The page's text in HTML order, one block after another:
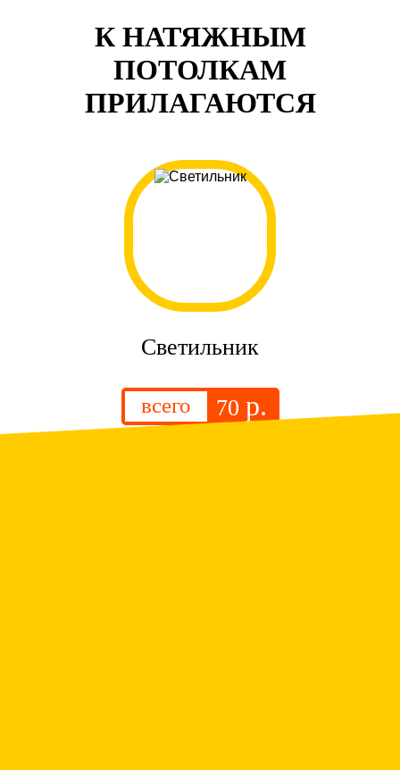
К НАТЯЖНЫМ
ПОТОЛКАМ
ПРИЛАГАЮТСЯ
Светильник
всего 70 р.